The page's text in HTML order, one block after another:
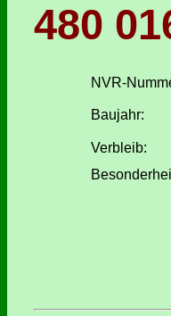
480
NVR-
Baujahr:
Verbleib: